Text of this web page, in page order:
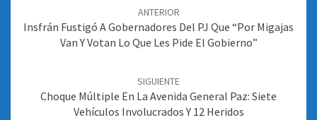
entradas
ANTERIOR
Insfrán Fustigó A Gobernadores Del PJ Que “por Migajas
Van Y Votan Lo Que Les Pide El Gobierno”
SIGUIENTE
Choque Múltiple En La Avenida General Paz: Siete
Vehículos Involucrados Y 12 Heridos